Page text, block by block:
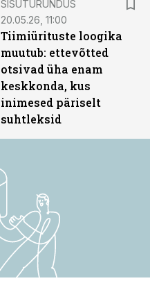
SISUTURUNDUS
20.05.26, 11:00
Tiimiürituste loogika
muutub: ettevõtted
otsivad üha enam
keskkonda, kus
inimesed päriselt
suhtleksid